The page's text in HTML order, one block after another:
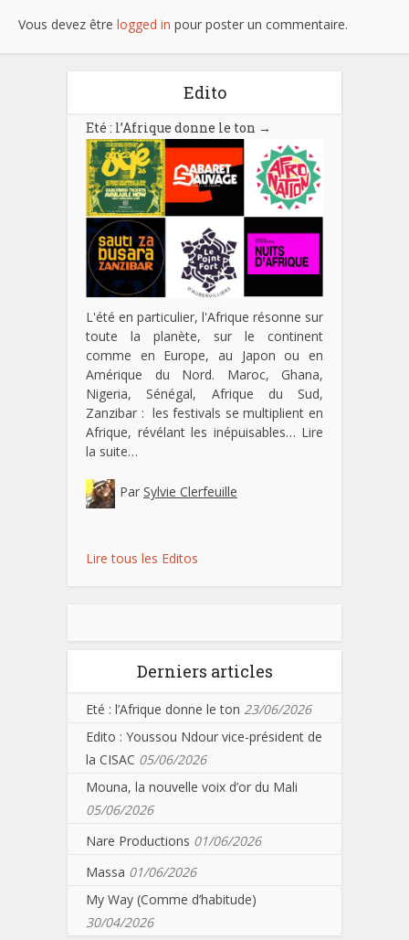
Vous devez être logged in pour poster un commentaire.
Edito
Eté : l’Afrique donne le ton →
L'été en particulier, l'Afrique résonne sur
toute la planète, sur le continent
comme en Europe, au Japon ou en
Amérique du Nord. Maroc, Ghana,
Nigeria, Sénégal, Afrique du Sud,
Zanzibar : les festivals se multiplient en
Afrique, révélant les inépuisables… Lire
la suite…
Par Sylvie Clerfeuille
Lire tous les Editos
Derniers articles
Eté : l’Afrique donne le ton 23/06/2026
Edito : Youssou Ndour vice-président de
la CISAC 05/06/2026
Mouna, la nouvelle voix d’or du Mali
05/06/2026
Nare Productions 01/06/2026
Massa 01/06/2026
My Way (Comme d’habitude)
30/04/2026